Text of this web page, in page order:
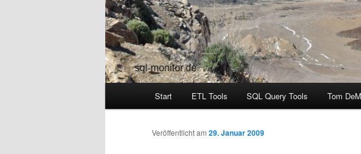
Start ETL Tools SQL Query Tools Tom
Veröffentlicht am 29. Januar 2009